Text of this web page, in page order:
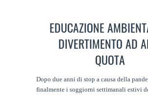
EDUCAZIONE
DIVERTIMENTO AD
QUOTA
Dopo due anni di stop a causa della
finalmente i soggiorni settimanali estivi